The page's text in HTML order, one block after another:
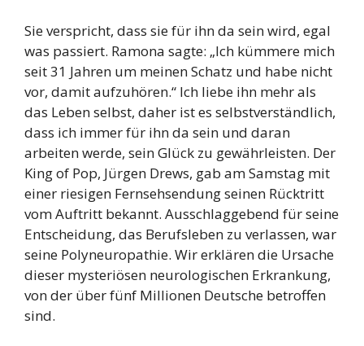
Sie verspricht, dass sie für ihn da sein wird, egal
was passiert. Ramona sagte: „Ich kümmere mich
seit 31 Jahren um meinen Schatz und habe nicht
vor, damit aufzuhören.“ Ich liebe ihn mehr als
das Leben selbst, daher ist es selbstverständlich,
dass ich immer für ihn da sein und daran
arbeiten werde, sein Glück zu gewährleisten. Der
King of Pop, Jürgen Drews, gab am Samstag mit
einer riesigen Fernsehsendung seinen Rücktritt
vom Auftritt bekannt. Ausschlaggebend für seine
Entscheidung, das Berufsleben zu verlassen, war
seine Polyneuropathie. Wir erklären die Ursache
dieser mysteriösen neurologischen Erkrankung,
von der über fünf Millionen Deutsche betroffen
sind.